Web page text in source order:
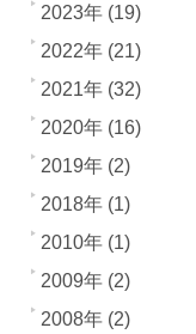
2023年 (19)
2022年 (21)
2021年 (32)
2020年 (16)
2019年 (2)
2018年 (1)
2010年 (1)
2009年 (2)
2008年 (2)